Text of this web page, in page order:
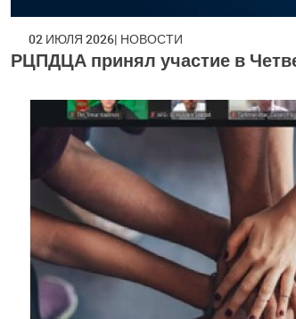
02 ИЮЛЯ 2026 НОВОСТИ
РЦПДЦА принял участие в